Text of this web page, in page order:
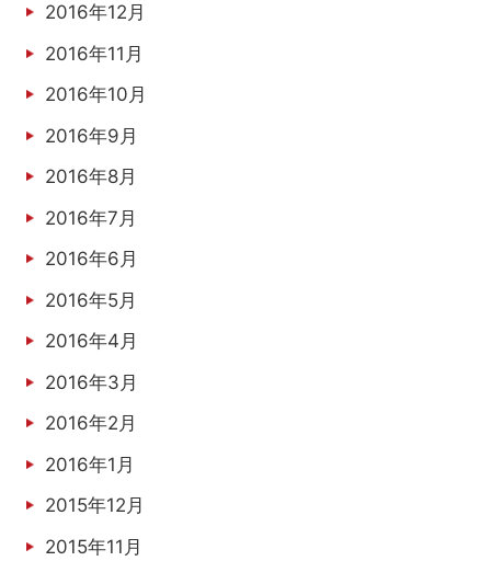
2016年12月
2016年11月
2016年10月
2016年9月
2016年8月
2016年7月
2016年6月
2016年5月
2016年4月
2016年3月
2016年2月
2016年1月
2015年12月
2015年11月